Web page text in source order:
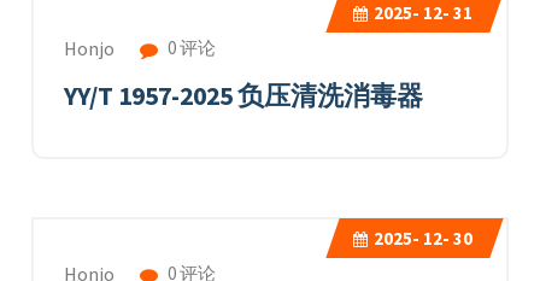
2025- 12- 31
Honjo 0 评论
YY/T 1957-2025 负压清洗消毒器
2025- 12- 30
Honjo 0 评论